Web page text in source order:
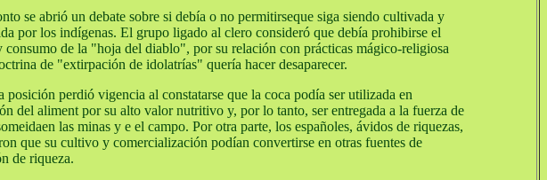
se abrió un debate sobre si debía o no permitirseque siga siendo cultivada y
por los indígenas. El grupo ligado al clero consideró que debía prohibirse el
consumo de la "hoja del diablo", por su relación con prácticas mágico-religiosa
de "extirpación de idolatrías" quería hacer desaparecer.
posición perdió vigencia al constatarse que la coca podía ser utilizada en
del aliment por su alto valor nutritivo y, por lo tanto, ser entregada a la fuerza de
las minas y e el campo. Por otra parte, los españoles, ávidos de riquezas,
que su cultivo y comercialización podían convertirse en otras fuentes de
de riqueza.